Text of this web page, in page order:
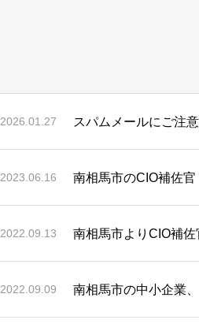
2026.01.27 スパムメールにご注
2023.06.16 南相馬市のCIO補佐
2022.09.13 南相馬市よりCIO補
2022.09.09 南相馬市の中小企業